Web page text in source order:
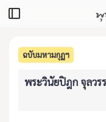
ฉบับมหามกุฏฯ
พระวินัยปิฎก จุลวร